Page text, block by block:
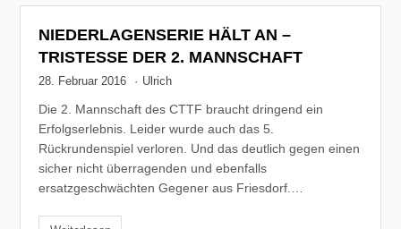
NIEDERLAGENSERIE HÄLT AN –
TRISTESSE DER 2. MANNSCHAFT
28. Februar 2016 · Ulrich
Die 2. Mannschaft des CTTF braucht dringend ein
Erfolgserlebnis. Leider wurde auch das 5.
Rückrundenspiel verloren. Und das deutlich gegen einen
sicher nicht überragenden und ebenfalls
ersatzgeschwächten Gegener aus Friesdorf.…